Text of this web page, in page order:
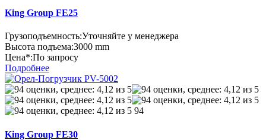
King Group FE25
Грузоподъемность:Уточняйте у менеджера
Высота подъема:3000 mm
Цена*:По запросу
Подробнее
94
King Group FE30